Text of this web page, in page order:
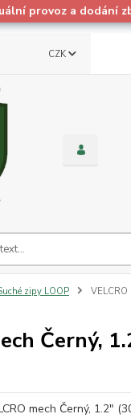
provoz a dodání
CZK
zipy LOOP
VELCRO
Černý,